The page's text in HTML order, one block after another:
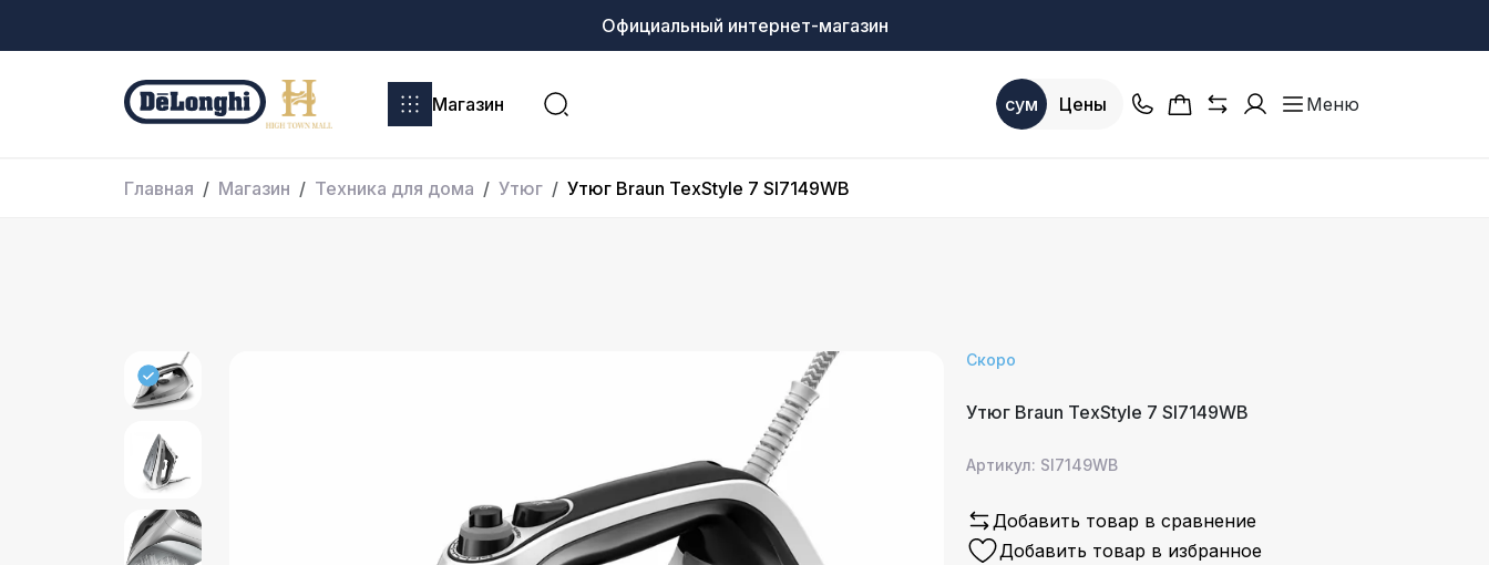
Официальный интернет-магазин
Магазин сум Цены Меню
Главная Магазин Техника для дома Утюг Утюг Braun TexStyle 7 SI7149WB
Скоро
Утюг Braun TexStyle 7 SI7149WB
Артикул: SI7149WB
Добавить товар в сравнение
Добавить товар в избранное